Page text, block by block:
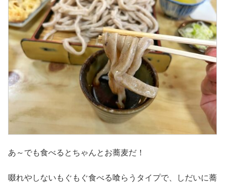
あ～でも食べるとちゃんとお蕎麦だ！
啜れやしないもぐもぐ食べる喰らうタイプで、しだいに蕎